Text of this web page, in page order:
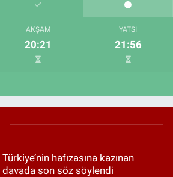
AKŞAM
20:21
YATSI
21:56
Türkiye’nin hafızasına kazınan
davada son söz söylendi